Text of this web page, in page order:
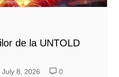
de la UNTOLD
July 8, 2026 0